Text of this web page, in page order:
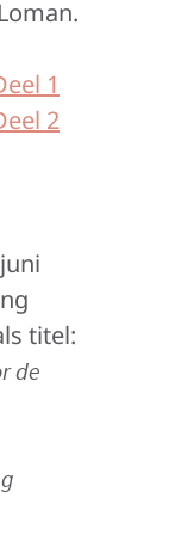
1
2
titel:
de